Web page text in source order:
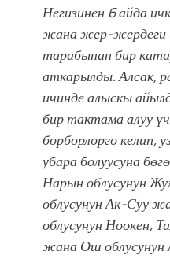
Негизинен 6 айда
жана жер-жердеги
тарабынан бир
аткарылды. Алсак,
ичинде алыскы
бир тактама алуу
борборлорго келип,
убара болуусуна
Нарын облусунун
облусунун Ак-Суу
облусунун Ноокен,
жана Ош облусунун